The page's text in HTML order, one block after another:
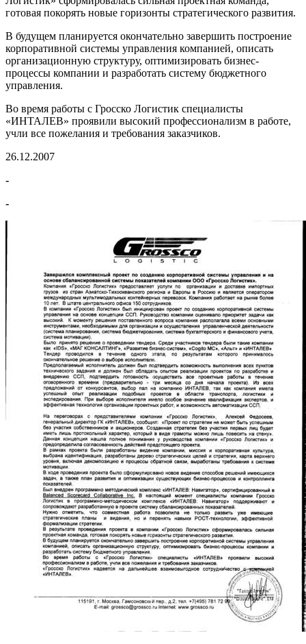
готовая покорять новые горизонты стратегического развития.
В будущем планируется окончательно завершить построение
корпоративной системы управления компанией, описать
организационную структуру, оптимизировать бизнес-
процессы компании и разработать систему бюджетного
управления.
Во время работы с Гросско Логистик специалисты
«ИНТАЛЕВ» проявили высокий профессионализм в работе,
учли все пожелания и требования заказчиков.
26.12.2007
-
-